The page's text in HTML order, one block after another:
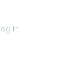
In